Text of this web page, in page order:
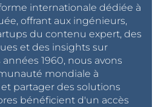
internationale dédiée à
offrant aux ingénieurs,
du contenu expert, des
et des insights sur
1960, nous avons
mondiale à
partager des solutions
bénéficient d'un accès